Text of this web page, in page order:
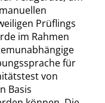
Prüflings
im Rahmen
für
von
Basis